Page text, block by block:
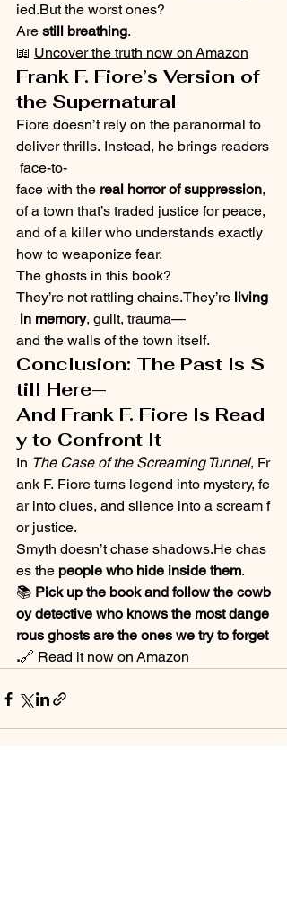
ied.But the worst ones?
Are still breathing.
📖 Uncover the truth now on Amazon
Frank F. Fiore’s Version of
the Supernatural
Fiore doesn’t rely on the paranormal to
deliver thrills. Instead, he brings readers
face-to-
face with the real horror of suppression,
of a town that’s traded justice for peace,
and of a killer who understands exactly
how to weaponize fear.
The ghosts in this book?
They’re not rattling chains.They’re living
in memory, guilt, trauma—
and the walls of the town itself.
Conclusion: The Past Is S
till Here—
And Frank F. Fiore Is Read
y to Confront It
In The Case of the Screaming Tunnel, Fr
ank F. Fiore turns legend into mystery, fe
ar into clues, and silence into a scream f
or justice.
Smyth doesn’t chase shadows.He chas
es the people who hide inside them.
📚 Pick up the book and follow the cowb
oy detective who knows the most dange
rous ghosts are the ones we try to forget
.🔗 Read it now on Amazon